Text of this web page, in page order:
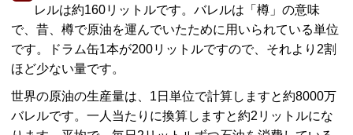
レルは約160リットルです。バレルは「樽」の意味
で、昔、樽で原油を運んでいたために用いられている単位
です。ドラム缶1本が200リットルですので、それより2割
ほど少ない量です。
世界の原油の生産量は、1日単位で計算しますと約8000万
バレルです。一人当たりに換算しますと約2リットルにな